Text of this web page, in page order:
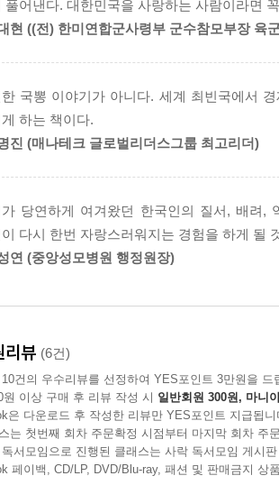
국의 과거, 트렌드가 되다
의 기준을 바꾼 K-뷰티
숙함을 뒤집은 K-푸드
계의 어깨를 들썩이게 하는 흥부자 대한민국
국이 부러워하는 한국 문화
세계의 취향을 저격한 K-콘텐츠
임없이 등장하는 K-POP 세대
그
지 않는다. 다만 우리가 생각하는 것보다 훨
민국의 현재를 통해, 결국 한 가지 질문과
입니다』는 그 질문에 대한 진지한 답을 함
풀어낸다. 대한민국을 사랑하는 사람이라면
현 ((전) 한미연합군사령부 군수참모부장 육
한 국뽕 이야기가 아니다. 세계 최빈국에서
게 하는 책이다.
진 (매나테크 글로벌리더스그룹 최고리더)
가 당연하게 여겨왔던 한국인의 질서, 배려,
다시 한번 자랑스러워지는 경험을 하게 될
연 (중앙성모병원 행정원장)
리뷰 (6건)
건의 우수리뷰를 선정하여 YES포인트 3만원을 드
원 이상 구매 후 리뷰 작성 시 일반회원 300원, 마니
은 다운로드 후 작성한 리뷰만 YES포인트 지급됩니
는 첫번째 회차 주문확정 시점부터 마지막 회차 주
서모임으로 진행된 클래스는 사락 독서모임 게시
페이백, CD/LP, DVD/Blu-ray, 패션 및 판매금지 상